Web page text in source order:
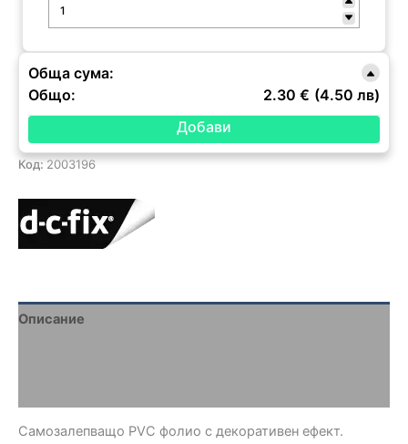
Обща сума:
Общо:
2.30 € (4.50 лв)
Код: 2003196
Описание
Самозалепващо PVC фолио с декоративен ефект.